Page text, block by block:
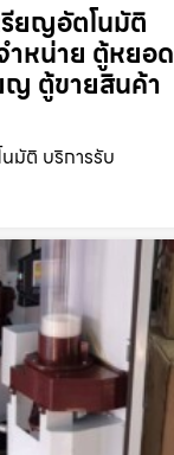
ยญ​อัตโนมัติ
ำหน่าย ตู้หยอด
ญ ตู้ขายสินค้า
มัติ บริการรับ